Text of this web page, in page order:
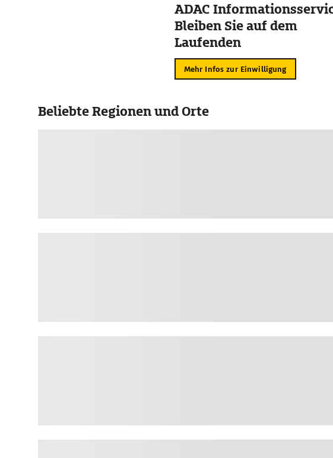
ADAC
Bleiben Sie auf dem
Laufenden
Mehr Infos zur Einwilligung
Beliebte Regionen und Orte